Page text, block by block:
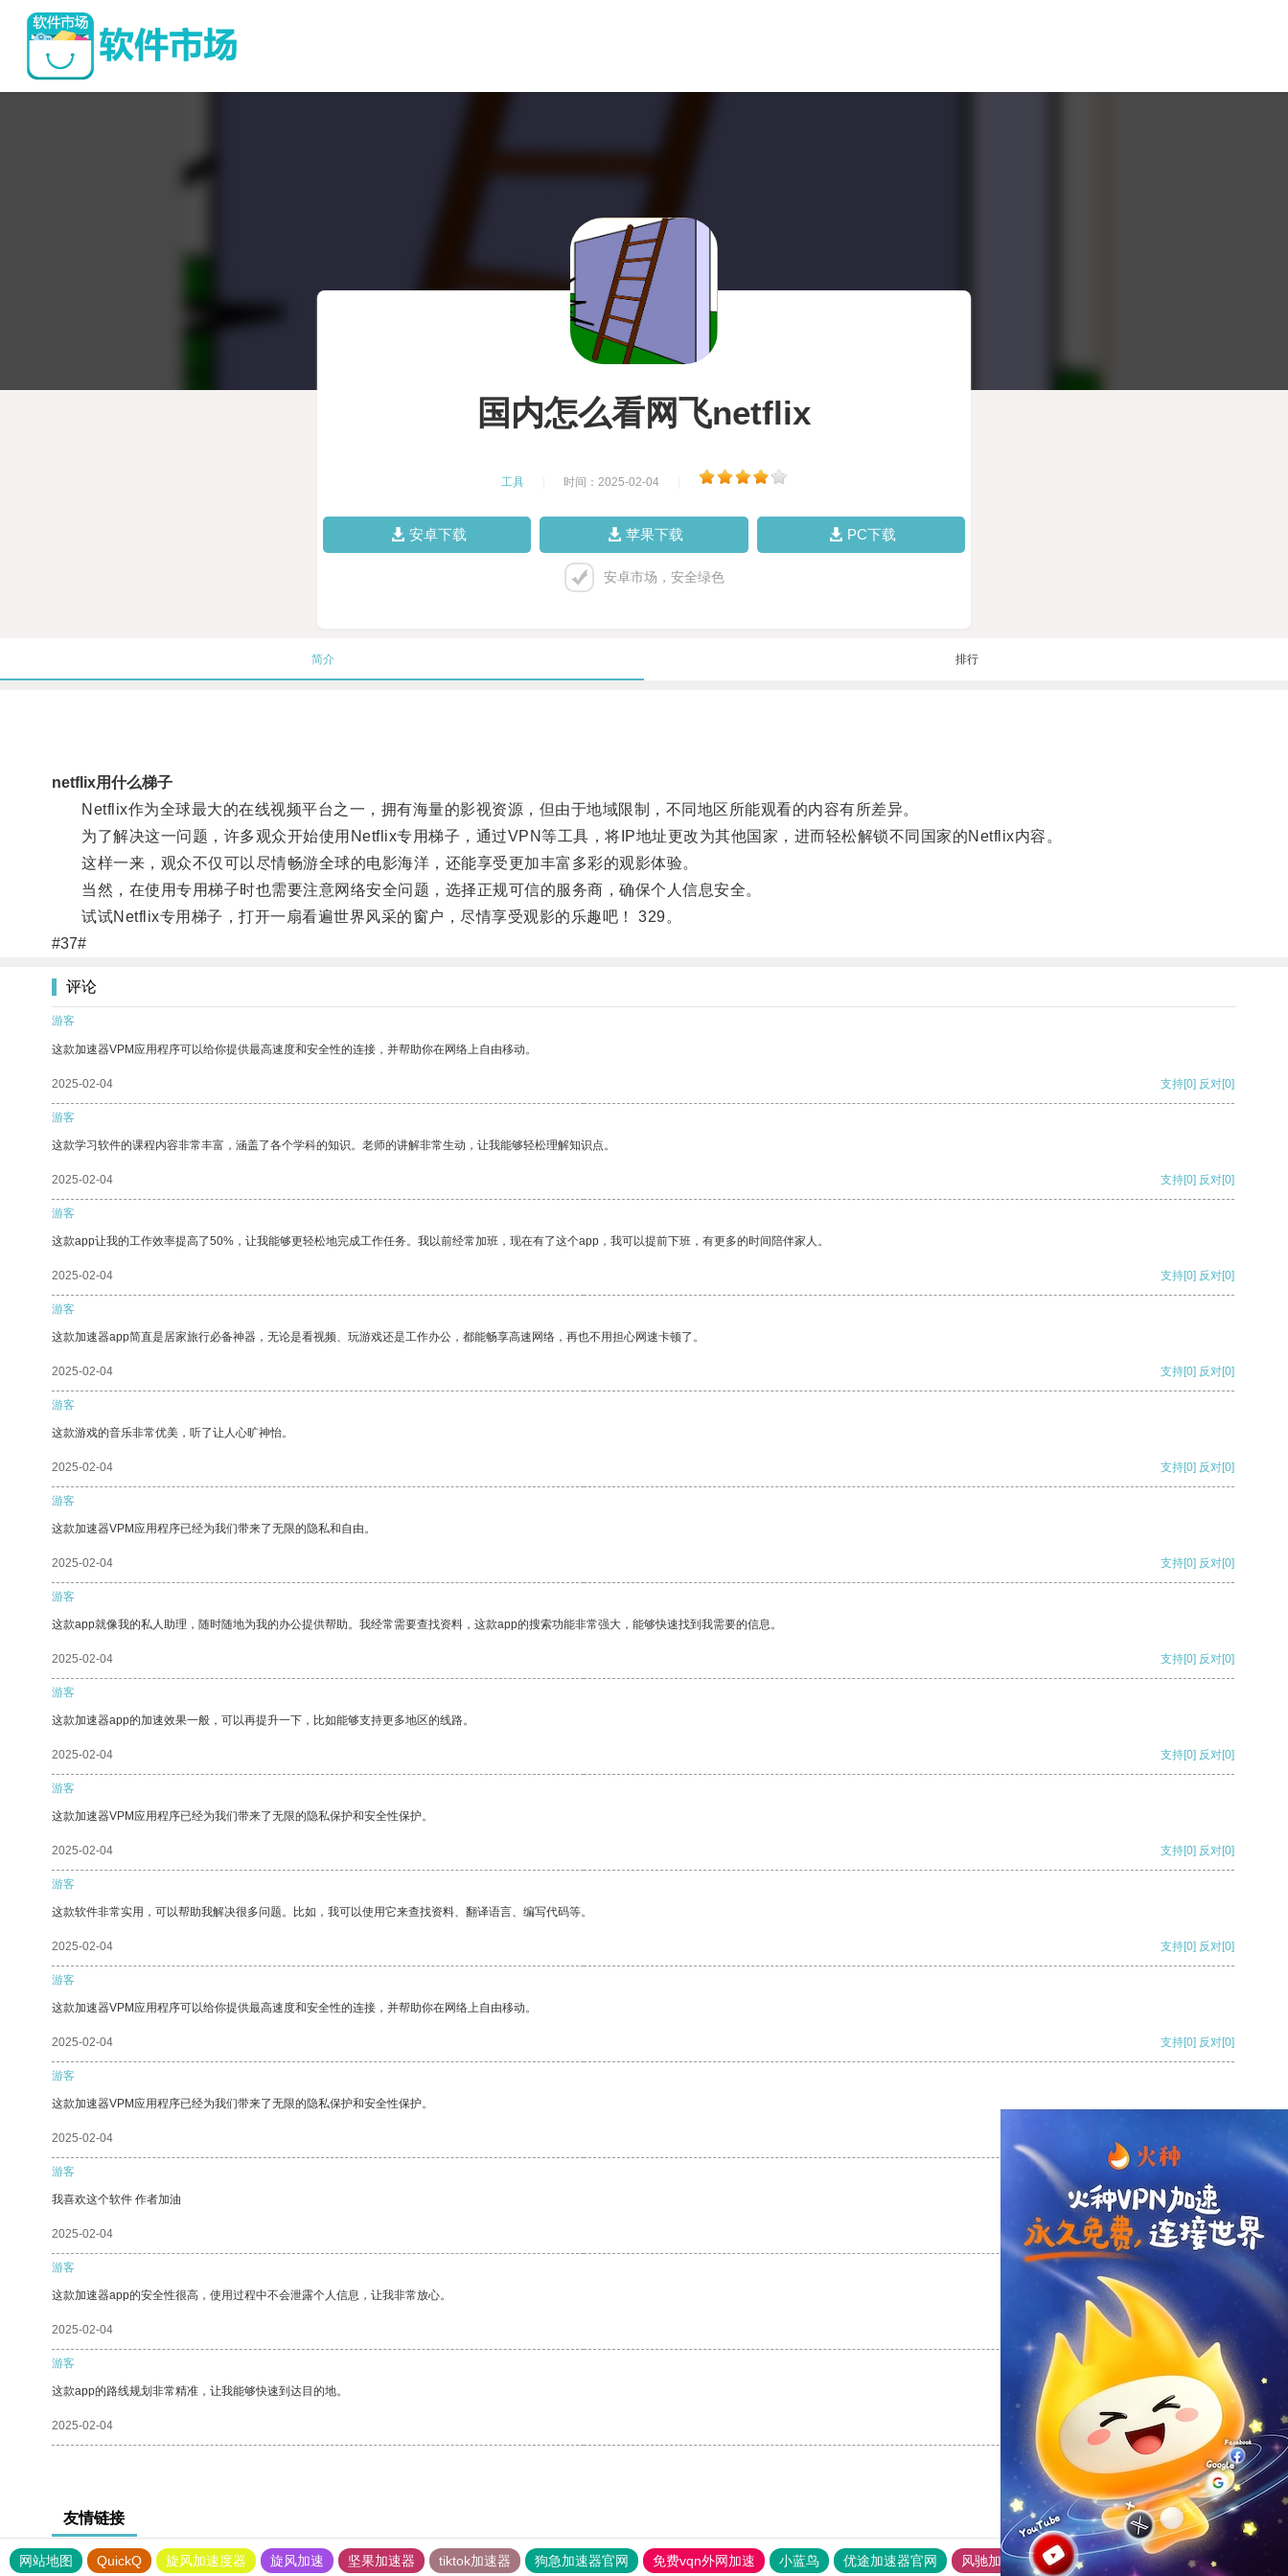
国内怎么看网飞netflix
工具 时间：2025-02-04
安卓下载 苹果下载 PC下载
安卓市场，安全绿色
简介 排行
netflix用什么梯子
Netflix作为全球最大的在线视频平台之一，拥有海量的影视资源，但由于地域限制，不同地区所能观看的内容有所差异。
为了解决这一问题，许多观众开始使用Netflix专用梯子，通过VPN等工具，将IP地址更改为其他国家，进而轻松解锁不同国家的Netflix内容。
这样一来，观众不仅可以尽情畅游全球的电影海洋，还能享受更加丰富多彩的观影体验。
当然，在使用专用梯子时也需要注意网络安全问题，选择正规可信的服务商，确保个人信息安全。
试试Netflix专用梯子，打开一扇看遍世界风采的窗户，尽情享受观影的乐趣吧！ 329。
#37#
评论
游客
这款加速器VPM应用程序可以给你提供最高速度和安全性的连接，并帮助你在网络上自由移动。
2025-02-04 支持[0] 反对[0]
游客
这款学习软件的课程内容非常丰富，涵盖了各个学科的知识。老师的讲解非常生动，让我能够轻松理解知识点。
2025-02-04 支持[0] 反对[0]
游客
这款app让我的工作效率提高了50%，让我能够更轻松地完成工作任务。我以前经常加班，现在有了这个app，我可以提前下班，有更多的时间陪伴家人。
2025-02-04 支持[0] 反对[0]
游客
这款加速器app简直是居家旅行必备神器，无论是看视频、玩游戏还是工作办公，都能畅享高速网络，再也不用担心网速卡顿了。
2025-02-04 支持[0] 反对[0]
游客
这款游戏的音乐非常优美，听了让人心旷神怡。
2025-02-04 支持[0] 反对[0]
游客
这款加速器VPM应用程序已经为我们带来了无限的隐私和自由。
2025-02-04 支持[0] 反对[0]
游客
这款app就像我的私人助理，随时随地为我的办公提供帮助。我经常需要查找资料，这款app的搜索功能非常强大，能够快速找到我需要的信息。
2025-02-04 支持[0] 反对[0]
游客
这款加速器app的加速效果一般，可以再提升一下，比如能够支持更多地区的线路。
2025-02-04 支持[0] 反对[0]
游客
这款加速器VPM应用程序已经为我们带来了无限的隐私保护和安全性保护。
2025-02-04 支持[0] 反对[0]
游客
这款软件非常实用，可以帮助我解决很多问题。比如，我可以使用它来查找资料、翻译语言、编写代码等。
2025-02-04 支持[0] 反对[0]
游客
这款加速器VPM应用程序可以给你提供最高速度和安全性的连接，并帮助你在网络上自由移动。
2025-02-04 支持[0] 反对[0]
游客
这款加速器VPM应用程序已经为我们带来了无限的隐私保护和安全性保护。
2025-02-04
游客
我喜欢这个软件 作者加油
2025-02-04 支持 [0] 反对[0]
游客
这款加速器app的安全性很高，使用过程中不会泄露个人信息，让我非常放心。
2025-02-04 支持[0] 反对
游客
这款app的路线规划非常精准，让我能够快速到达目的地。
2025-02-04 支持[0] 反对[0]
友情链接
网站地图 QuickQ 旋风加速度器 旋风加速 坚果加速器 tiktok加速器 狗急加速器官网 免费vqn外网加速 小蓝鸟 优途加速器官网 风驰加速器 旋风加速器